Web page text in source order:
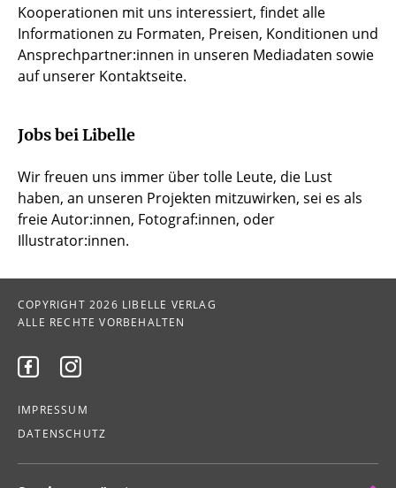
Kooperationen mit uns interessiert, findet alle
Informationen zu Formaten, Preisen, Konditionen und
Ansprechpartner:innen in unseren Mediadaten sowie
auf unserer Kontaktseite.
Jobs bei Libelle
Wir freuen uns immer über tolle Leute, die Lust
haben, an unseren Projekten mitzuwirken, sei es als
freie Autor:innen, Fotograf:innen, oder
Illustrator:innen.
COPYRIGHT 2026 LIBELLE VERLAG
ALLE RECHTE VORBEHALTEN
 
IMPRESSUM
DATENSCHUTZ